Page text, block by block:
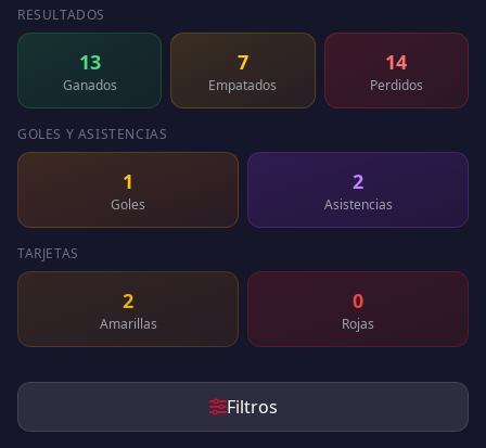
RESULTADOS
13
Ganados
7
Empatados
14
Perdidos
GOLES Y ASISTENCIAS
1
Goles
2
Asistencias
TARJETAS
2
Amarillas
0
Rojas
Filtros